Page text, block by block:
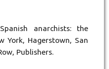
anarchists: the
York, Hagerstown, San
Publishers.